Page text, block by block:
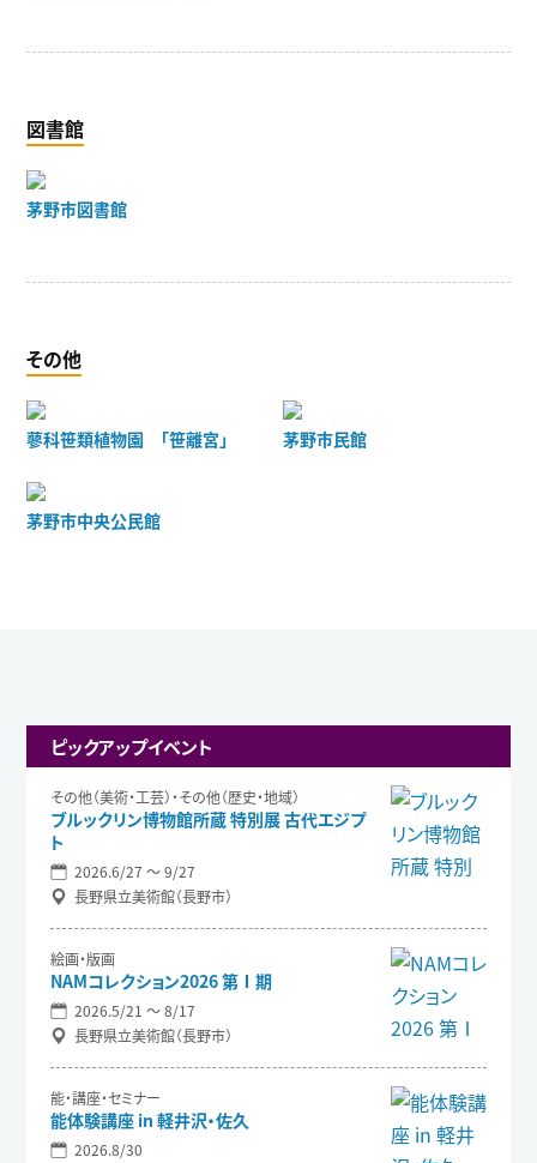
図書館
茅野市図書館
その他
蓼科笹類植物園 「笹離宮」 茅野市民館
茅野市中央公民館
ピックアップイベント
その他（美術・工芸）・その他（歴史・地域）
ブルックリン博物館所蔵 特別展 古代エジプ
ト
2026.6/27 〜 9/27
長野県立美術館（長野市）
絵画・版画
NAMコレクション2026 第Ⅰ期
2026.5/21 〜 8/17
長野県立美術館（長野市）
能・講座・セミナー
能体験講座 in 軽井沢・佐久
2026.8/30